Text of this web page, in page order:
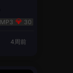
30
4周前